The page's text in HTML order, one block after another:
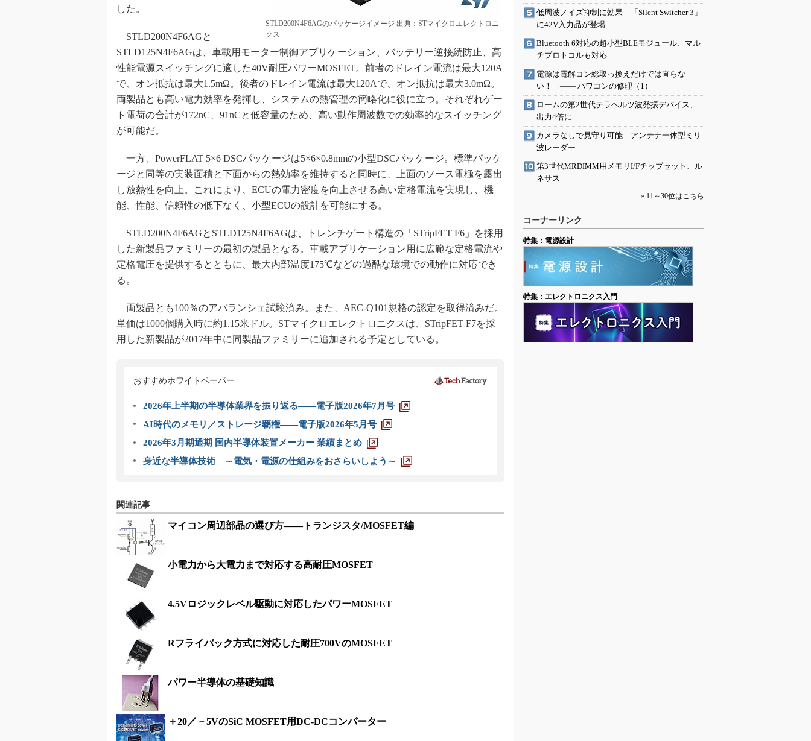
STLD200N4F6AGのパッケージイメージ 出典：STマイクロエレクトロニ
クス
した。
STLD200N4F6AGと
STLD125N4F6AGは、車載用モーター制御アプリケーション、バッテリー逆接続防止、高
性能電源スイッチングに適した40V耐圧パワーMOSFET。前者のドレイン電流は最大120A
で、オン抵抗は最大1.5mΩ。後者のドレイン電流は最大120Aで、オン抵抗は最大3.0mΩ。
両製品とも高い電力効率を発揮し、システムの熱管理の簡略化に役に立つ。それぞれゲー
ト電荷の合計が172nC、91nCと低容量のため、高い動作周波数での効率的なスイッチング
が可能だ。
一方、PowerFLAT 5×6 DSCパッケージは5×6×0.8mmの小型DSCパッケージ。標準パッケ
ージと同等の実装面積と下面からの熱効率を維持すると同時に、上面のソース電極を露出
し放熱性を向上。これにより、ECUの電力密度を向上させる高い定格電流を実現し、機
能、性能、信頼性の低下なく、小型ECUの設計を可能にする。
STLD200N4F6AGとSTLD125N4F6AGは、トレンチゲート構造の「STripFET F6」を採用
した新製品ファミリーの最初の製品となる。車載アプリケーション用に広範な定格電流や
定格電圧を提供するとともに、最大内部温度175℃などの過酷な環境での動作に対応でき
る。
両製品とも100％のアバランシェ試験済み。また、AEC-Q101規格の認定を取得済みだ。
単価は1000個購入時に約1.15米ドル。STマイクロエレクトロニクスは、STripFET F7を採
用した新製品が2017年中に同製品ファミリーに追加される予定としている。
おすすめホワイトペーパー
2026年上半期の半導体業界を振り返る――電子版2026年7月号
AI時代のメモリ／ストレージ覇権――電子版2026年5月号
2026年3月期通期 国内半導体装置メーカー 業績まとめ
身近な半導体技術 ～電気・電源の仕組みをおさらいしよう～
関連記事
マイコン周辺部品の選び方――トランジスタ/MOSFET編
小電力から大電力まで対応する高耐圧MOSFET
4.5Vロジックレベル駆動に対応したパワーMOSFET
Rフライバック方式に対応した耐圧700VのMOSFET
パワー半導体の基礎知識
＋20／－5VのSiC MOSFET用DC-DCコンバーター
低周波ノイズ抑制に効果 「Silent Switcher 3」
に42V入力品が登場
Bluetooth 6対応の超小型BLEモジュール、マル
チプロトコルも対応
電源は電解コン総取っ換えだけでは直らな
い！ ―― パワコンの修理（1）
ロームの第2世代テラヘルツ波発振デバイス、
出力4倍に
カメラなしで見守り可能 アンテナ一体型ミリ
波レーダー
第3世代MRDIMM用メモリI/Fチップセット、ル
ネサス
» 11～30位はこちら
コーナーリンク
特集：電源設計
特集：エレクトロニクス入門